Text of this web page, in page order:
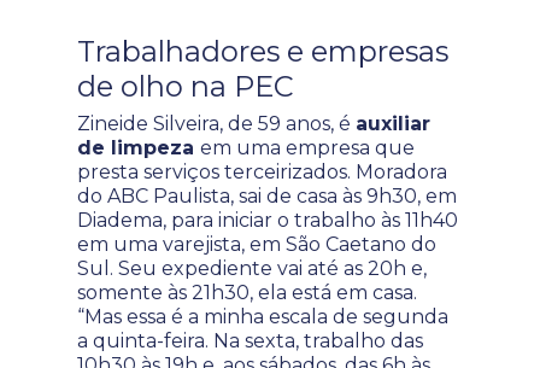
Trabalhadores e empresas
de olho na PEC
Zineide Silveira, de 59 anos, é auxiliar
de limpeza em uma empresa que
presta serviços terceirizados. Moradora
do ABC Paulista, sai de casa às 9h30, em
Diadema, para iniciar o trabalho às 11h40
em uma varejista, em São Caetano do
Sul. Seu expediente vai até as 20h e,
somente às 21h30, ela está em casa.
“Mas essa é a minha escala de segunda
a quinta-feira. Na sexta, trabalho das